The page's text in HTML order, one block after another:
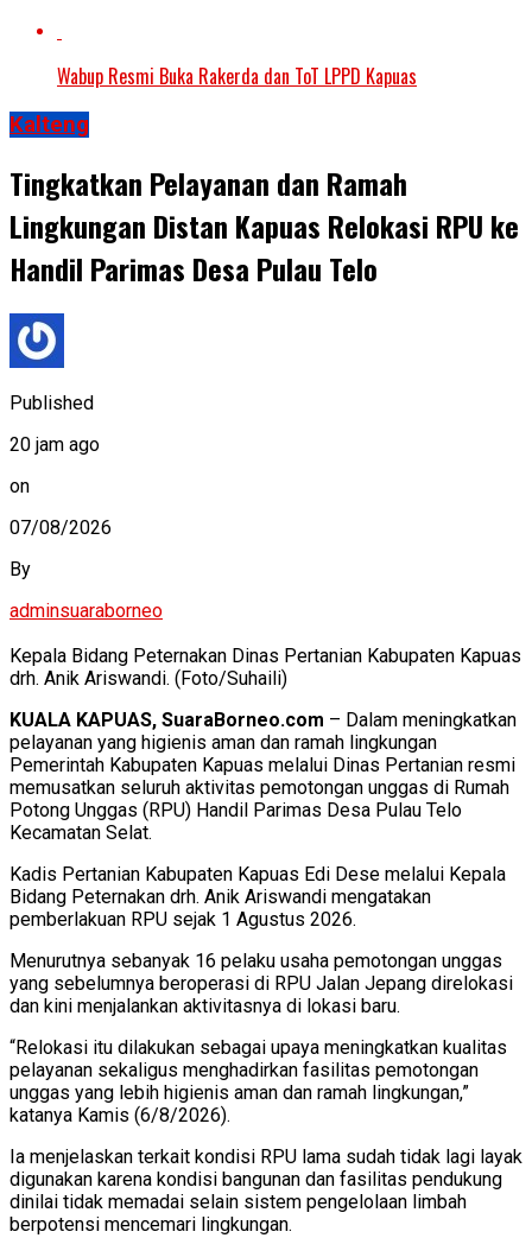
Wabup Resmi Buka Rakerda dan ToT LPPD Kapuas
Kalteng
Tingkatkan Pelayanan dan Ramah
Lingkungan Distan Kapuas Relokasi RPU ke
Handil Parimas Desa Pulau Telo
Published
20 jam ago
on
07/08/2026
By
adminsuaraborneo
Kepala Bidang Peternakan Dinas Pertanian Kabupaten Kapuas
drh. Anik Ariswandi. (Foto/Suhaili)
KUALA KAPUAS, SuaraBorneo.com – Dalam meningkatkan
pelayanan yang higienis aman dan ramah lingkungan
Pemerintah Kabupaten Kapuas melalui Dinas Pertanian resmi
memusatkan seluruh aktivitas pemotongan unggas di Rumah
Potong Unggas (RPU) Handil Parimas Desa Pulau Telo
Kecamatan Selat.
Kadis Pertanian Kabupaten Kapuas Edi Dese melalui Kepala
Bidang Peternakan drh. Anik Ariswandi mengatakan
pemberlakuan RPU sejak 1 Agustus 2026.
Menurutnya sebanyak 16 pelaku usaha pemotongan unggas
yang sebelumnya beroperasi di RPU Jalan Jepang direlokasi
dan kini menjalankan aktivitasnya di lokasi baru.
“Relokasi itu dilakukan sebagai upaya meningkatkan kualitas
pelayanan sekaligus menghadirkan fasilitas pemotongan
unggas yang lebih higienis aman dan ramah lingkungan,”
katanya Kamis (6/8/2026).
Ia menjelaskan terkait kondisi RPU lama sudah tidak lagi layak
digunakan karena kondisi bangunan dan fasilitas pendukung
dinilai tidak memadai selain sistem pengelolaan limbah
berpotensi mencemari lingkungan.